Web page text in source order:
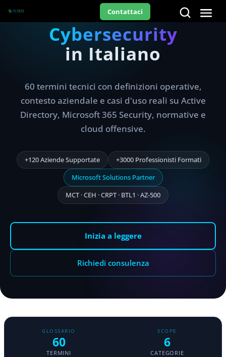
Contattaci
Glossario
Cybersecurity
in Italiano
60 termini tecnici con definizioni operative,
contesto aziendale e casi d'uso reali su Active
Directory, Microsoft 365 Security, normative e
cloud offensive.
+120 Aziende Supportate
+3000 Professionisti Formati
Microsoft Solutions Partner
MCT · CEH · CRPT · BTL1 · AZ-500
Inizia a leggere
Richiedi consulenza
GLOSSARIO
60
TERMINI
SCOPE
6
CATEGORIE